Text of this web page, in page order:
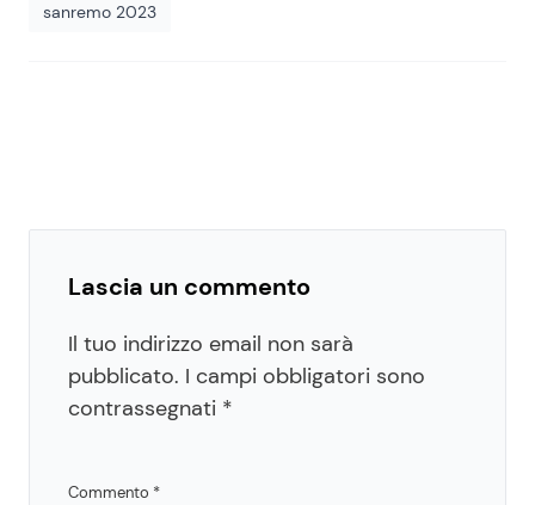
sanremo 2023
Lascia un commento
Il tuo indirizzo email non sarà
pubblicato. I campi obbligatori sono
contrassegnati *
Commento *